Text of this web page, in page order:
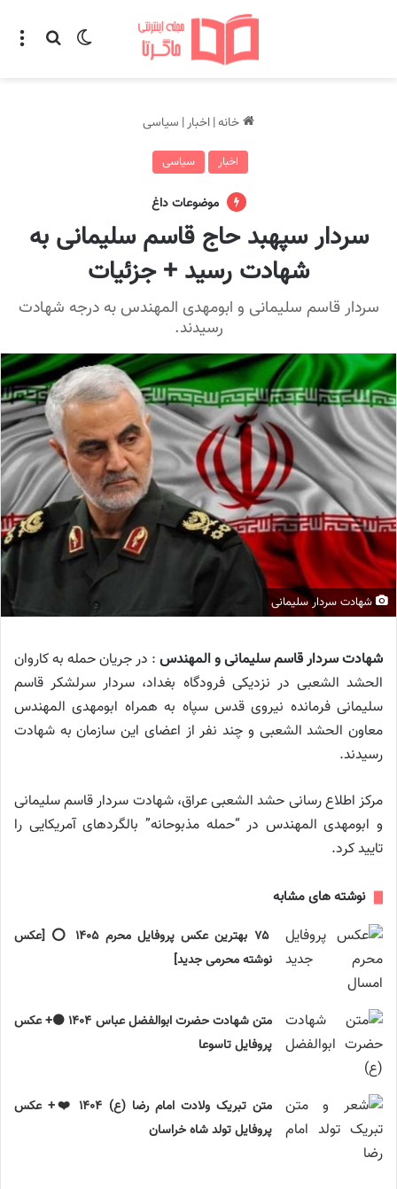
تغییر پوسته
خانه|اخبار| سیاسی
اخبار سیاسی
موضوعات داغ
سردار سپهبد حاج قاسم سلیمانی به
شهادت رسید + جزئیات
سردار قاسم سلیمانی و ابومهدی المهندس به درجه شهادت
رسیدند.
شهادت سردار سلیمانی
شهادت سردار قاسم سلیمانی و المهندس : در جریان حمله به کاروان
الحشد الشعبی در نزدیکی فرودگاه بغداد، سردار سرلشکر قاسم
سلیمانی فرمانده نیروی قدس سپاه به همراه ابومهدی المهندس
معاون الحشد الشعبی و چند نفر از اعضای این سازمان به شهادت
رسیدند.
مرکز اطلاع رسانی حشد الشعبی عراق، شهادت سردار قاسم سلیمانی
و ابومهدی المهندس در “حمله مذبوحانه” بالگردهای آمریکایی را
تایید کرد.
نوشته های مشابه
۷۵ بهترین عکس پروفایل محرم ۱۴۰۵ ⭕️ [عکس
نوشته محرمی جدید]
متن شهادت حضرت ابوالفضل عباس ۱۴۰۴ ⚫️+ عکس
پروفایل تاسوعا
متن تبریک ولادت امام رضا (ع) ۱۴۰۴ ❤️+ عکس
پروفایل تولد شاه خراسان